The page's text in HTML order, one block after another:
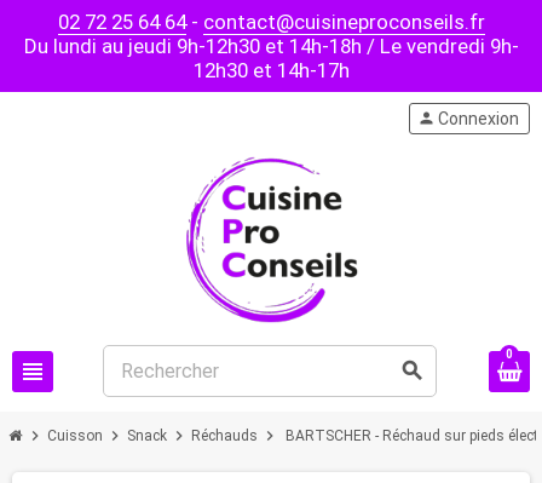
02 72 25 64 64- contact@cuisineproconseils.fr
Du lundi au jeudi 9h-12h30 et 14h-18h / Le vendredi 9h-
12h30 et 14h-17h
view_headline search
person Connexion
0
chevron_right Cuisson chevron_right Snack chevron_right Réchauds chevron_right BARTSCHER - Réchaud sur pieds